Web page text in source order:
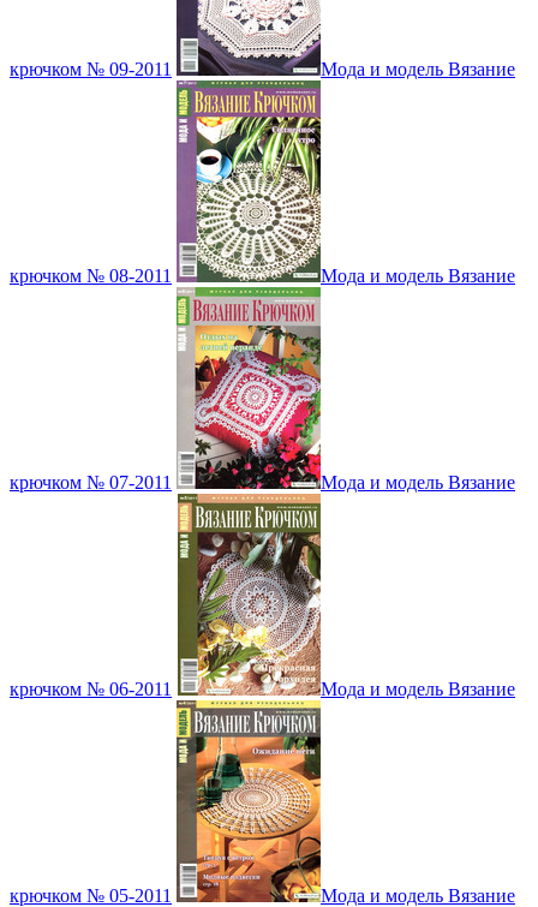
крючком № 09-2011 Мода и модель Вязание
крючком № 08-2011 Мода и модель Вязание
крючком № 07-2011 Мода и модель Вязание
крючком № 06-2011 Мода и модель Вязание
крючком № 05-2011 Мода и модель Вязание